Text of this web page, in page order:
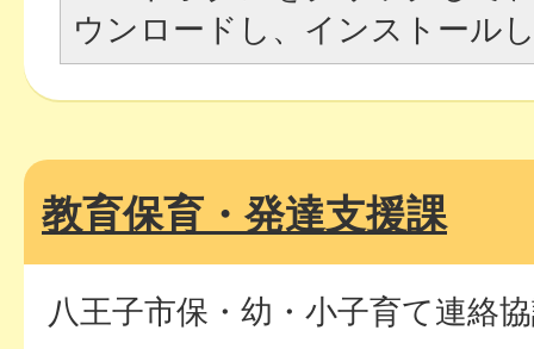
ウンロードし、インストール
教育保育・発達支援課
八王子市保・幼・小子育て連絡